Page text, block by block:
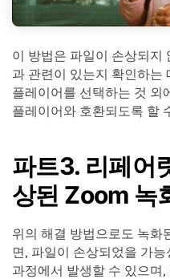
이 방법은 파일이 손상되지
과 관련이 있는지 확인하는
플레이어를 선택하는 것 외
플레이어와 호환되도록 할
파트3. 리페어
상된 Zoom 녹
위의 해결 방법으로도 녹화
면, 파일이 손상되었을 가
과정에서 발생할 수 있으며